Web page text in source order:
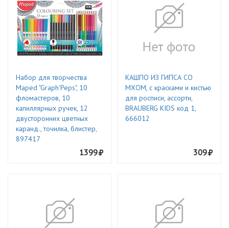
Набор для творчества
Maped "Graph'Peps", 10
фломастеров, 10
капиллярных ручек, 12
двусторонних цветных
каранд., точилка, блистер,
897417
1399
КАШПО ИЗ ГИПСА СО
МХОМ, с красками и кистью
для росписи, ассорти,
BRAUBERG KIDS код 1,
666012
309